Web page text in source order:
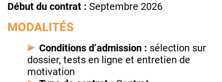
Début du contrat : Septembre 2026
MODALITÉS
Conditions d’admission : sélection sur
dossier, tests en ligne et entretien de
motivation